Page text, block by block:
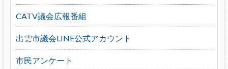
CATV議会広報番組
出雲市議会LINE公式アカウント
市民アンケート